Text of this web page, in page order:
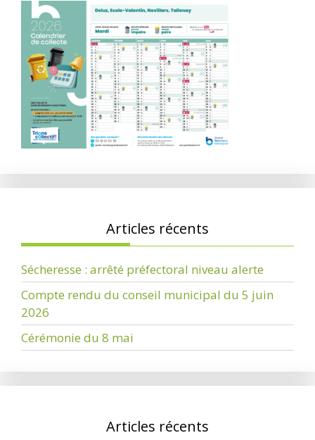
Articles récents
Sécheresse : arrêté préfectoral niveau alerte
Compte rendu du conseil municipal du 5 juin
2026
Cérémonie du 8 mai
Articles récents